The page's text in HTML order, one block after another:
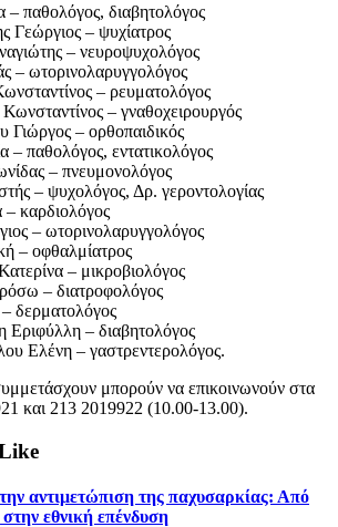
– παθολόγος, διαβητολόγος
Γεώργιος – ψυχίατρος
– νευροψυχολόγος
– ωτορινολαρυγγολόγος
– ρευματολόγος
– γναθοχειρουργός
Γιώργος – ορθοπαιδικός
παθολόγος, εντατικολόγος
– πνευμονολόγος
– ψυχολόγος, Δρ. γεροντολογίας
καρδιολόγος
– ωτορινολαρυγγολόγος
– οφθαλμίατρος
– μικροβιολόγος
– διατροφολόγος
δερματολόγος
Εριφύλλη – διαβητολόγος
Ελένη – γαστρεντερολόγος.
μπορούν να επικοινωνούν στα
και 213 2019922 (10.00-13.00).
αντιμετώπιση της παχυσαρκίας: Από
εθνική επένδυση